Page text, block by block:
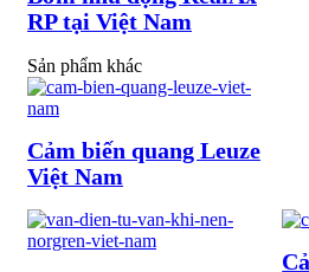
RP tại Việt Nam
Sản phẩm khác
Cảm biến quang Leuze
Việt Nam